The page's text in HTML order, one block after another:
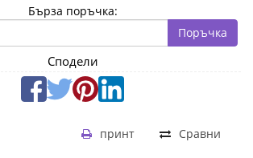
Бърза поръчка:
Поръчка
Сподели
Сравни
принт